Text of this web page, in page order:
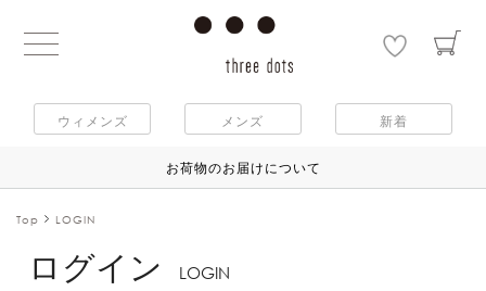
ウィメンズ メンズ 新着
お荷物のお届けについて
Top LOGIN
ログイン LOGIN